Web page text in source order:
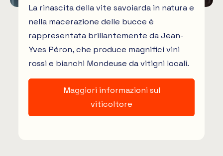
La rinascita della vite savoiarda in natura e
nella macerazione delle bucce è
rappresentata brillantemente da Jean-
Yves Péron, che produce magnifici vini
rossi e bianchi Mondeuse da vitigni locali.
Maggiori informazioni sul
viticoltore